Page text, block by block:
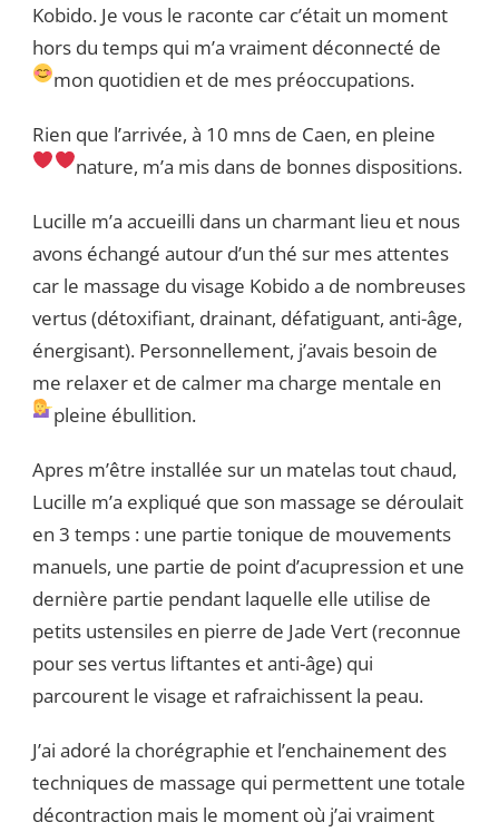
Kobido. Je vous le raconte car c’était un moment
hors du temps qui m’a vraiment déconnecté de
mon quotidien et de mes préoccupations.
Rien que l’arrivée, à 10 mns de Caen, en pleine
nature, m’a mis dans de bonnes dispositions.
Lucille m’a accueilli dans un charmant lieu et nous
avons échangé autour d’un thé sur mes attentes
car le massage du visage Kobido a de nombreuses
vertus (détoxifiant, drainant, défatiguant, anti-âge,
énergisant). Personnellement, j’avais besoin de
me relaxer et de calmer ma charge mentale en
pleine ébullition.
Apres m’être installée sur un matelas tout chaud,
Lucille m’a expliqué que son massage se déroulait
en 3 temps : une partie tonique de mouvements
manuels, une partie de point d’acupression et une
dernière partie pendant laquelle elle utilise de
petits ustensiles en pierre de Jade Vert (reconnue
pour ses vertus liftantes et anti-âge) qui
parcourent le visage et rafraichissent la peau.
J’ai adoré la chorégraphie et l’enchainement des
techniques de massage qui permettent une totale
décontraction mais le moment où j’ai vraiment